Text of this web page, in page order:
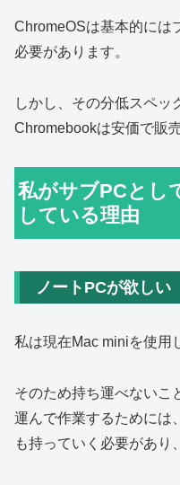
ChromeOSは基本的には
必要があります。
しかし、その分低スペッ
Chromebookは安価で販
私がサブPCとし
している理由
ノートPCが欲しい
私は現在Mac miniを使用
そのため持ち運べないこ
運んで作業するためには
も持っていく必要があり